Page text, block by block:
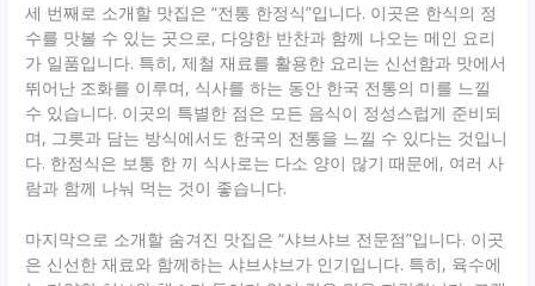
세 번째로 소개할 맛집은 “전통 한정식”입니다. 이곳은 한식의 정
수를 맛볼 수 있는 곳으로, 다양한 반찬과 함께 나오는 메인 요리
가 일품입니다. 특히, 제철 재료를 활용한 요리는 신선함과 맛에서
뛰어난 조화를 이루며, 식사를 하는 동안 한국 전통의 미를 느낄
수 있습니다. 이곳의 특별한 점은 모든 음식이 정성스럽게 준비되
며, 그릇과 담는 방식에서도 한국의 전통을 느낄 수 있다는 것입니
다. 한정식은 보통 한 끼 식사로는 다소 양이 많기 때문에, 여러 사
람과 함께 나눠 먹는 것이 좋습니다.
마지막으로 소개할 숨겨진 맛집은 “샤브샤브 전문점”입니다. 이곳
은 신선한 재료와 함께하는 샤브샤브가 인기입니다. 특히, 육수에